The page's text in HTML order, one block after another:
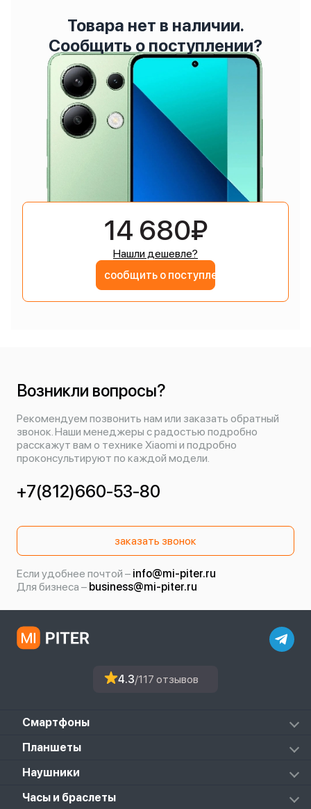
Товара нет в наличии.
Сообщить о поступлении?
14 680₽
Нашли дешевле?
сообщить о поступлении
Возникли вопросы?
Рекомендуем позвонить нам или заказать обратный
звонок. Наши менеджеры с радостью подробно
расскажут вам о технике Xiaomi и подробно
проконсультируют по каждой модели.
+7(812)660-53-80
заказать звонок
Если удобнее почтой – info@mi-piter.ru
Для бизнеса – business@mi-piter.ru
4.3/117 отзывов
Смартфоны
Redmi
Mi
Black Shark
Планшеты
Mi Pad 6S Pro
Mi Pad 7 Pro
Наушники
Mi FlipBuds Pro
Часы и браслеты